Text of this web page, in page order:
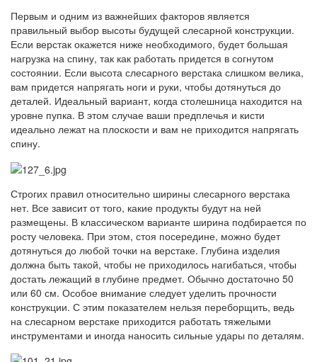
Первым и одним из важнейших факторов является
правильный выбор высоты будущей слесарной конструкции.
Если верстак окажется ниже необходимого, будет большая
нагрузка на спину, так как работать придется в согнутом
состоянии. Если высота слесарного верстака слишком велика,
вам придется напрягать ноги и руки, чтобы дотянуться до
деталей. Идеальный вариант, когда столешница находится на
уровне пупка. В этом случае ваши предплечья и кисти
идеально лежат на плоскости и вам не приходится напрягать
спину.
Строгих правил относительно ширины слесарного верстака
нет. Все зависит от того, какие продукты будут на ней
размещены. В классическом варианте ширина подбирается по
росту человека. При этом, стоя посередине, можно будет
дотянуться до любой точки на верстаке. Глубина изделия
должна быть такой, чтобы не приходилось нагибаться, чтобы
достать лежащий в глубине предмет. Обычно достаточно 50
или 60 см. Особое внимание следует уделить прочности
конструкции. С этим показателем нельзя переборщить, ведь
на слесарном верстаке приходится работать тяжелыми
инструментами и иногда наносить сильные удары по деталям.